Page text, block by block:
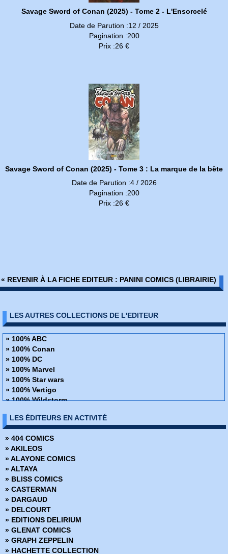
Savage Sword of Conan (2025) - Tome 2 - L'Ensorcelé
Date de Parution :12 / 2025
Pagination :200
Prix :26 €
Savage Sword of Conan (2025) - Tome 3 : La marque de la bête
Date de Parution :4 / 2026
Pagination :200
Prix :26 €
« REVENIR À LA FICHE EDITEUR : PANINI COMICS (LIBRAIRIE)
LES AUTRES COLLECTIONS DE L'EDITEUR
» 100% ABC
» 100% Conan
» 100% DC
» 100% Marvel
» 100% Star wars
» 100% Vertigo
» 100% Wildstorm
» ABC Deluxe
» Alien
» Amazing Fantasy
» Avengers - La collection anniversaire
» AWA Studios
» Best Comics
» Best of Marvel
» Best Sellers
» Black, White & Blood
» Boom Studios
» Buffy contre les vampires
» Buffy contre les vampires Saison 8
» Coffret Panini Comics
LES ÉDITEURS EN ACTIVITÉ
» 404 COMICS
» AKILEOS
» ALAYONE COMICS
» ALTAYA
» BLISS COMICS
» CASTERMAN
» DARGAUD
» DELCOURT
» EDITIONS DELIRIUM
» GLENAT COMICS
» GRAPH ZEPPELIN
» HACHETTE COLLECTION